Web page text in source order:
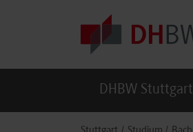
DHBW Stuttgart